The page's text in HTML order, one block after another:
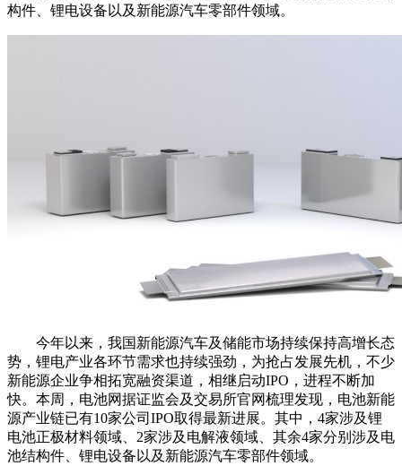
构件、锂电设备以及新能源汽车零部件领域。
今年以来，我国新能源汽车及储能市场持续保持高增长态
势，锂电产业各环节需求也持续强劲，为抢占发展先机，不少
新能源企业争相拓宽融资渠道，相继启动IPO，进程不断加
快。本周，电池网据证监会及交易所官网梳理发现，电池新能
源产业链已有10家公司IPO取得最新进展。其中，4家涉及锂
电池正极材料领域、2家涉及电解液领域、其余4家分别涉及电
池结构件、锂电设备以及新能源汽车零部件领域。